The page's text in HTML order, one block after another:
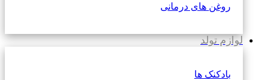
روغن های درمانی
لوازم تولد
بادکنک ها